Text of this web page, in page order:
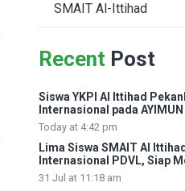
SMAIT Al-Ittihad
Recent Post
Siswa YKPI Al Ittihad
Internasional pada
Today at 4:42 pm
Lima Siswa SMAIT Al
Internasional PDVL, Siap
31 Jul at 11:18 am